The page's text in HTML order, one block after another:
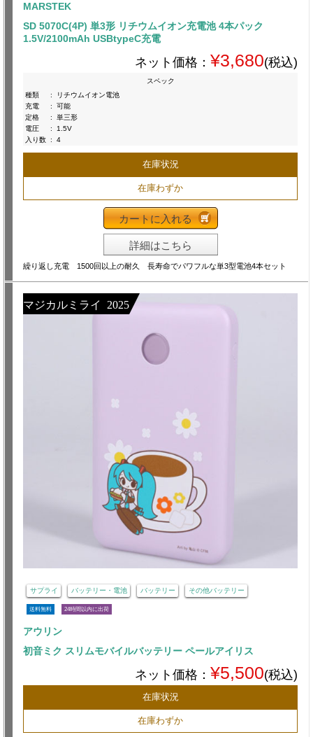
MARSTEK
SD 5070C(4P) 単3形 リチウムイオン充電池 4本パック
1.5V/2100mAh USBtypeC充電
ネット価格： ¥3,680(税込)
スペック
種類
:
リチウムイオン電池
充電
:
可能
定格
:
単三形
電圧
:
1.5V
入り数 : 4
在庫状況
在庫わずか
カートに入れる
詳細はこちら
繰り返し充電 1500回以上の耐久 長寿命でパワフルな単3型電池4本セット
マジカルミライ 2025
サプライ バッテリー・電池 バッテリー その他バッテリー
送料無料 24時間以内に出荷
アウリン
初音ミク スリムモバイルバッテリー ペールアイリス
ネット価格： ¥5,500(税込)
在庫状況
在庫わずか